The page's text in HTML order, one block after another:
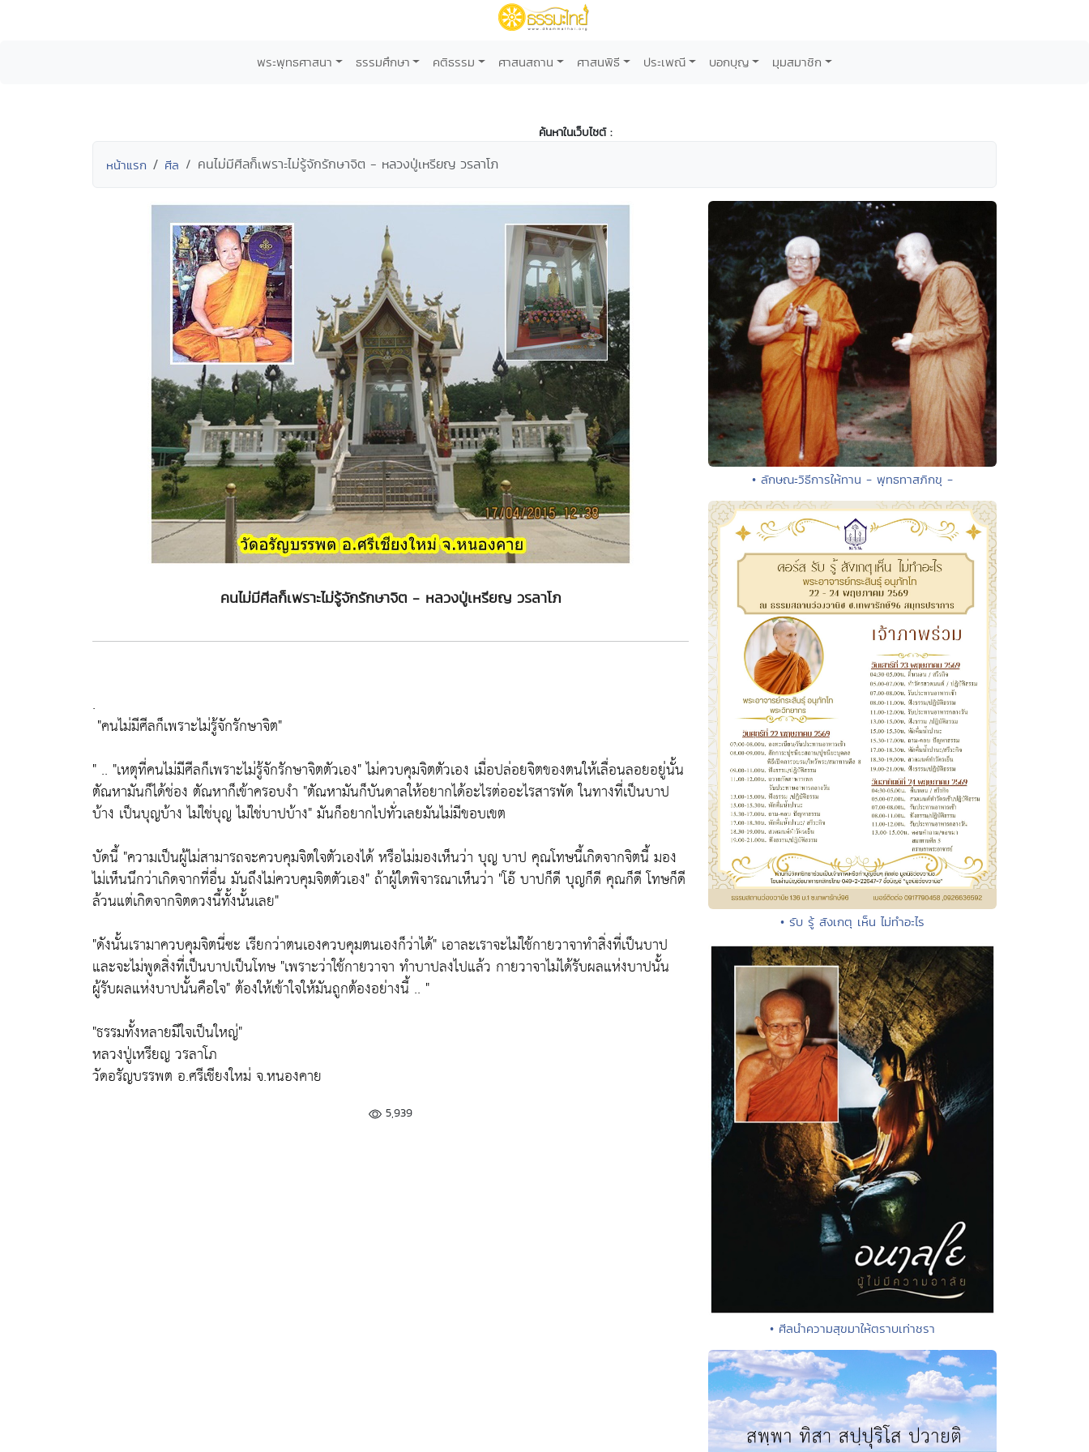
พระพุทธศาสนา ธรรมศึกษา คติธรรม ศาสนสถาน ศาสนพิธี ประเพณี บอกบุญ มุมสมาชิก
ค้นหาในเว็บไซต์ :
หน้าแรก ศีล คนไม่มีศีลก็เพราะไม่รู้จักรักษาจิต - หลวงปู่เหรียญ วรลาโภ
คนไม่มีศีลก็เพราะไม่รู้จักรักษาจิต - หลวงปู่เหรียญ วรลาโภ
.
"คนไม่มีศีลก็เพราะไม่รู้จักรักษาจิต"
" .. "เหตุที่คนไม่มีศีลก็เพราะไม่รู้จักรักษาจิตตัวเอง"ไม่ควบคุมจิตตัวเอง เมื่อปล่อยจิตของตนให้เลื่อนลอยอยู่นั้น
ตัณหามันก็ได้ช่อง ตัณหาก็เข้าครอบงำ "ตัณหามันก็บันดาลให้อยากได้อะไรต่ออะไรสารพัด ในทางที่เป็นบาป
บ้าง เป็นบุญบ้าง ไม่ใช่บุญ ไม่ใช่บาปบ้าง"มันก็อยากไปทั่วเลยมันไม่มีขอบเขต
บัดนี้ "ความเป็นผู้ไม่สามารถจะควบคุมจิตใจตัวเองได้ หรือไม่มองเห็นว่า บุญ บาป คุณโทษนี้เกิดจากจิตนี้ มอง
ไม่เห็นนึกว่าเกิดจากที่อื่น มันถึงไม่ควบคุมจิตตัวเอง"ถ้าผู้ใดพิจารณาเห็นว่า "โอ๊ บาปก็ดี บุญก็ดี คุณก็ดี โทษก็ดี
ล้วนแต่เกิดจากจิตดวงนี้ทั้งนั้นเลย"
"ดังนั้นเรามาควบคุมจิตนี่ซะ เรียกว่าตนเองควบคุมตนเองก็ว่าได้" เอาละเราจะไม่ใช้กายวาจาทำสิ่งที่เป็นบาป
และจะไม่พูดสิ่งที่เป็นบาปเป็นโทษ"เพราะว่าใช้กายวาจา ทำบาปลงไปแล้ว กายวาจาไม่ได้รับผลแห่งบาปนั้น
ผู้รับผลแห่งบาปนั้นคือใจ"ต้องให้เข้าใจให้มันถูกต้องอย่างนี้ .. "
"ธรรมทั้งหลายมีใจเป็นใหญ่"
หลวงปู่เหรียญ วรลาโภ
วัดอรัญบรรพต อ.ศรีเชียงใหม่ จ.หนองคาย
5,939
• ลักษณะวิธีการให้ทาน - พุทธทาสภิกขุ -
• รับ รู้ สังเกตุ เห็น ไม่ทำอะไร
• ศีลนำความสุขมาให้ตราบเท่าชรา